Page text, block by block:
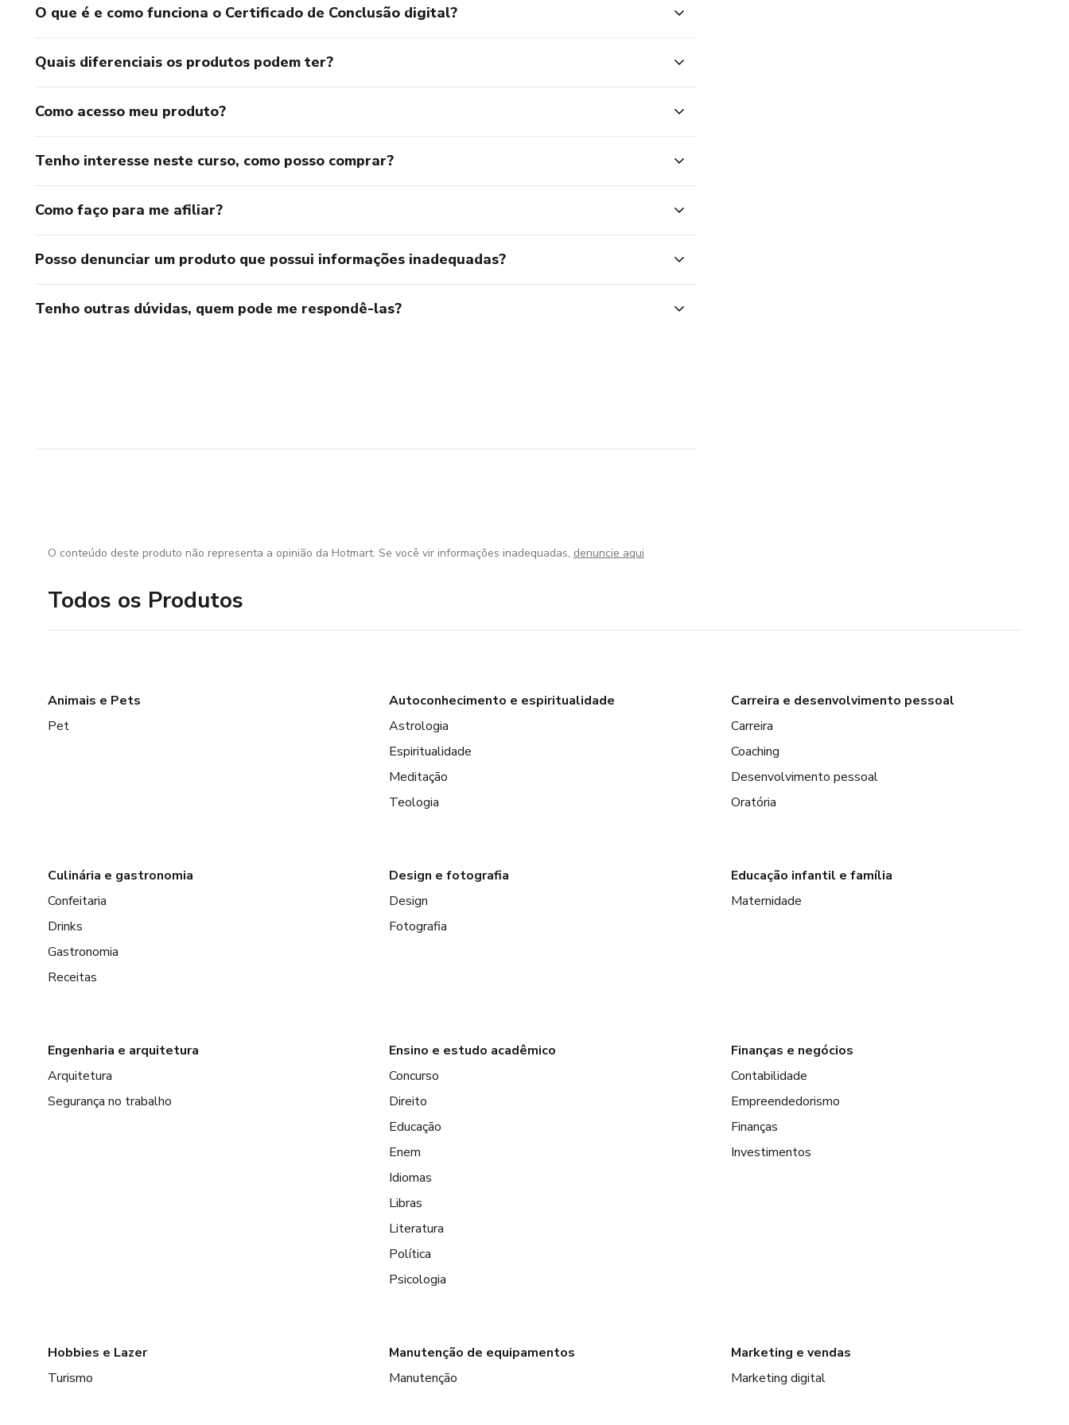
O que é e como funciona o Certificado de Conclusão digital?
Quais diferenciais os produtos podem ter?
Como acesso meu produto?
Tenho interesse neste curso, como posso comprar?
Como faço para me afiliar?
Posso denunciar um produto que possui informações inadequadas?
Tenho outras dúvidas, quem pode me respondê-las?
O conteúdo deste produto não representa a opinião da Hotmart. Se você vir informações inadequadas, denuncie aqui
Todos os Produtos
Animais e Pets
Pet
Autoconhecimento e espiritualidade
Astrologia
Espiritualidade
Meditação
Teologia
Carreira e desenvolvimento pessoal
Carreira
Coaching
Desenvolvimento pessoal
Oratória
Culinária e gastronomia
Confeitaria
Drinks
Gastronomia
Receitas
Design e fotografia
Design
Fotografia
Educação infantil e família
Maternidade
Engenharia e arquitetura
Arquitetura
Segurança no trabalho
Ensino e estudo acadêmico
Concurso
Direito
Educação
Enem
Idiomas
Libras
Literatura
Política
Psicologia
Finanças e negócios
Contabilidade
Empreendedorismo
Finanças
Investimentos
Hobbies e Lazer
Turismo
Manutenção de equipamentos
Manutenção
Marketing e vendas
Marketing digital